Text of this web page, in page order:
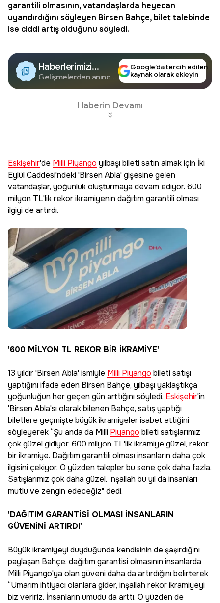
garantili olmasının, vatandaşlarda heyecan
uyandırdığını söyleyen Birsen Bahçe, bilet talebinde
ise ciddi artış olduğunu söyledi.
Haberlerimizi
Google'da Takip
Edin
Gelişmelerden anında
Google’da tercih edilen
kaynak olarak ekleyin
Haberin Devamı
Eskişehir'de Milli Piyango yılbaşı bileti satın almak için İki
Eylül Caddesi'ndeki 'Birsen Abla' gişesine gelen
vatandaşlar, yoğunluk oluşturmaya devam ediyor. 600
milyon TL'lik rekor ikramiyenin dağıtım garantili olması
ilgiyi de artırdı.
'600 MİLYON TL REKOR BİR İKRAMİYE'
13 yıldır 'Birsen Abla' ismiyle Milli Piyango bileti satışı
yaptığını ifade eden Birsen Bahçe, yılbaşı yaklaştıkça
yoğunluğun her geçen gün arttığını söyledi. Eskişehir'in
'Birsen Abla'sı olarak bilenen Bahçe, satış yaptığı
biletlere geçmişte büyük ikramiyeler isabet ettiğini
söyleyerek “Şu anda da Milli Piyango bileti satışlarımız
çok güzel gidiyor. 600 milyon TL'lik ikramiye güzel, rekor
bir ikramiye. Dağıtım garantili olması insanların daha çok
ilgisini çekiyor. O yüzden talepler bu sene çok daha fazla.
Satışlarımız çok daha güzel. İnşallah bu yıl da insanları
mutlu ve zengin edeceğiz" dedi.
'DAĞITIM GARANTİSİ OLMASI İNSANLARIN
GÜVENİNİ ARTIRDI'
Büyük ikramiyeyi duyduğunda kendisinin de şaşırdığını
paylaşan Bahçe, dağıtım garantisi olmasının insanlarda
Milli Piyango'ya olan güveni daha da artırdığını belirterek
“Umarım ihtiyacı olanlara gider, inşallah rekor ikramiyeyi
biz veririz. İnsanların umudu da arttı. O yüzden de